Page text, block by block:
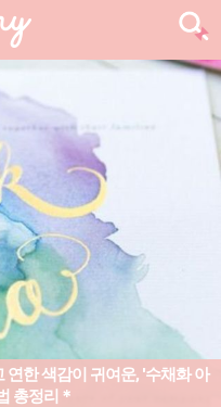
한 색감이 귀여운, '수채화 아
총정리＊